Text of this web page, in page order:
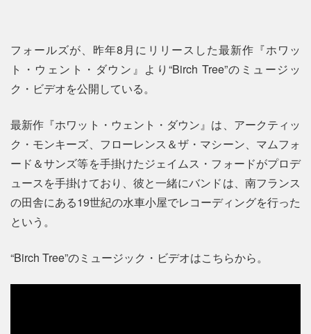
フォールズが、昨年8月にリリースした最新作『ホワッ
ト・ウェント・ダウン』より“Birch Tree”のミュージッ
ク・ビデオを公開している。
最新作『ホワット・ウェント・ダウン』は、アークティッ
ク・モンキーズ、フローレンス＆ザ・マシーン、マムフォ
ード＆サンズ等を手掛けたジェイムス・フォードがプロデ
ュースを手掛けており、彼と一緒にバンドは、南フランス
の田舎にある19世紀の水車小屋でレコーディングを行った
という。
“Birch Tree”のミュージック・ビデオはこちらから。